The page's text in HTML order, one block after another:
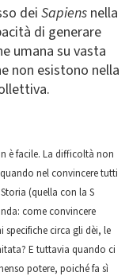
dei Sapiens nella
di generare
umana su vasta
non esistono nella
è facile. La difficoltà non
nel convincere tutti
(quella con la S
come convincere
circa gli dèi, le
E tuttavia quando ci
potere, poiché fa sì